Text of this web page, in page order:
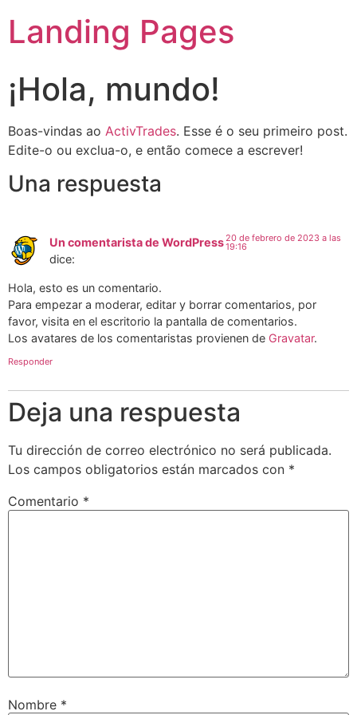
Landing Pages
¡Hola, mundo!
Boas-vindas ao ActivTrades. Esse é o seu primeiro post.
Edite-o ou exclua-o, e então comece a escrever!
Una respuesta
Un comentarista de WordPress
dice:
20 de febrero de 2023 a las
19:16
Hola, esto es un comentario.
Para empezar a moderar, editar y borrar comentarios, por
favor, visita en el escritorio la pantalla de comentarios.
Los avatares de los comentaristas provienen de Gravatar.
Responder
Deja una respuesta
Tu dirección de correo electrónico no será publicada.
Los campos obligatorios están marcados con *
Comentario *
Nombre *